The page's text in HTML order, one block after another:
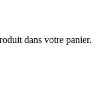
dans votre panier.